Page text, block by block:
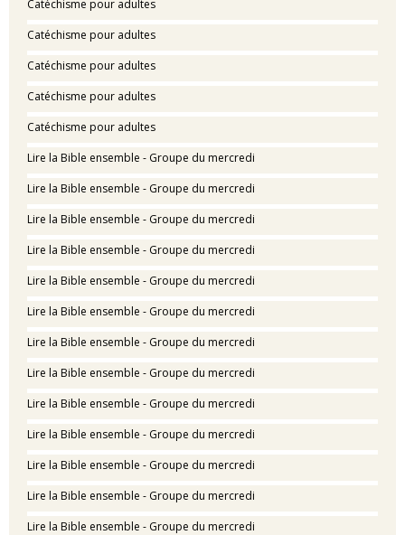
Catéchisme pour adultes
Catéchisme pour adultes
Catéchisme pour adultes
Catéchisme pour adultes
Catéchisme pour adultes
Lire la Bible ensemble - Groupe du mercredi
Lire la Bible ensemble - Groupe du mercredi
Lire la Bible ensemble - Groupe du mercredi
Lire la Bible ensemble - Groupe du mercredi
Lire la Bible ensemble - Groupe du mercredi
Lire la Bible ensemble - Groupe du mercredi
Lire la Bible ensemble - Groupe du mercredi
Lire la Bible ensemble - Groupe du mercredi
Lire la Bible ensemble - Groupe du mercredi
Lire la Bible ensemble - Groupe du mercredi
Lire la Bible ensemble - Groupe du mercredi
Lire la Bible ensemble - Groupe du mercredi
Lire la Bible ensemble - Groupe du mercredi